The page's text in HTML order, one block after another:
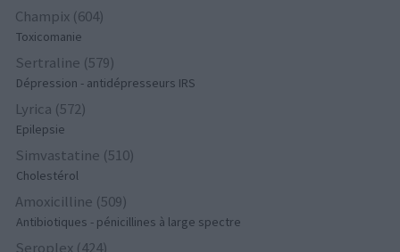
Champix (604)
Toxicomanie
Sertraline (579)
Dépression - antidépresseurs IRS
Lyrica (572)
Epilepsie
Simvastatine (510)
Cholestérol
Amoxicilline (509)
Antibiotiques - pénicillines à large spectre
Seroplex (424)